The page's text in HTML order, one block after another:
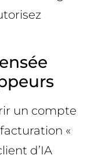
un compte
«
d’IA